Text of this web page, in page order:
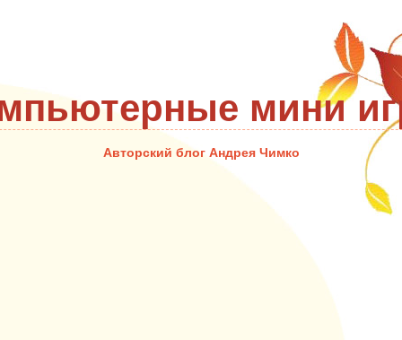
мини
Авторский блог Андрея Чимко